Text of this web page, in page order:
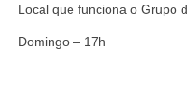
Local que funciona o Grupo
Domingo – 17h